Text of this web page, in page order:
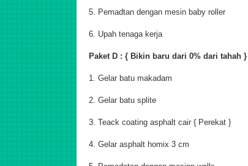
5. Pemadtan dengan mesin baby roller
6. Upah tenaga kerja
Paket D : { Bikin baru dari 0% dari tahah }
1. Gelar batu makadam
2. Gelar batu splite
3. Teack coating asphalt cair { Perekat }
4. Gelar asphalt homix 3 cm